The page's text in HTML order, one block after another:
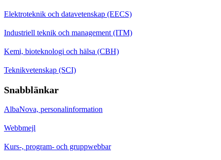
Elektroteknik och datavetenskap (EECS)
Industriell teknik och management (ITM)
Kemi, bioteknologi och hälsa (CBH)
Teknikvetenskap (SCI)
Snabblänkar
AlbaNova, personalinformation
Webbmejl
Kurs-, program- och gruppwebbar